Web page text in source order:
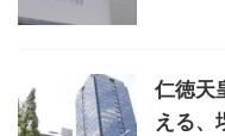
仁徳天
える、